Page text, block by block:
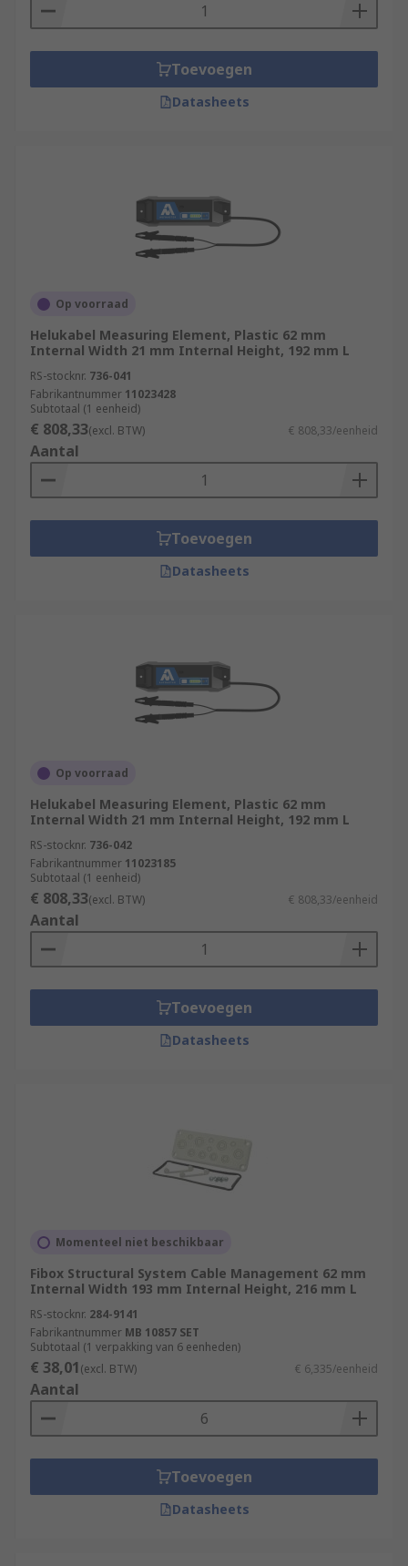
cables are housed and protected. Trunking lids
cables for maintenance or re-routing.
– to be used in conjunction with
of trunking to be linked creating longer sections
as well as for creating corners to route around
Toevoegen
Datasheets
Op voorraad
Helukabel Measuring Element, Plastic 62 mm
Internal Width 21 mm Internal Height, 192 mm L
RS-stocknr. 736-041
Fabrikantnummer 11023428
Subtotaal (1 eenheid)
€ 808,33(excl. BTW) € 808,33/eenheid
Aantal
Toevoegen
Datasheets
Op voorraad
Helukabel Measuring Element, Plastic 62 mm
Internal Width 21 mm Internal Height, 192 mm L
RS-stocknr. 736-042
Fabrikantnummer 11023185
Subtotaal (1 eenheid)
€ 808,33(excl. BTW) € 808,33/eenheid
Aantal
Toevoegen
Datasheets
Momenteel niet beschikbaar
Fibox Structural System Cable Management 62 mm
Internal Width 193 mm Internal Height, 216 mm L
RS-stocknr. 284-9141
Fabrikantnummer MB 10857 SET
Subtotaal (1 verpakking van 6 eenheden)
€ 38,01(excl. BTW) € 6,335/eenheid
Aantal
Toevoegen
Datasheets